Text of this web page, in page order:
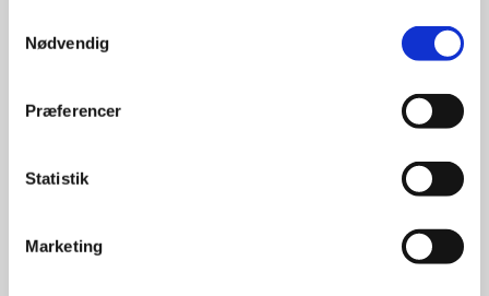
Nødvendig
Præferencer
Statistik
Marketing